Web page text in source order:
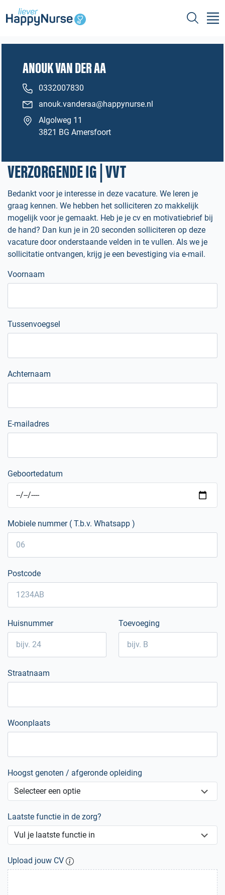
ANOUK VAN DER AA
0332007830
anouk.vanderaa@happynurse.nl
Algolweg 11
3821 BG Amersfoort
VERZORGENDE IG | VVT
Bedankt voor je interesse in deze vacature. We leren je
graag kennen. We hebben het solliciteren zo makkelijk
mogelijk voor je gemaakt. Heb je je cv en motivatiebrief bij
de hand? Dan kun je in 20 seconden solliciteren op deze
vacature door onderstaande velden in te vullen. Als we je
sollicitatie ontvangen, krijg je een bevestiging via e-mail.
Voornaam
Tussenvoegsel
Achternaam
E-mailadres
Geboortedatum
Mobiele nummer ( T.b.v. Whatsapp )
Postcode
Huisnummer Toevoeging
Straatnaam
Woonplaats
Hoogst genoten / afgeronde opleiding
Laatste functie in de zorg?
Upload jouw CV